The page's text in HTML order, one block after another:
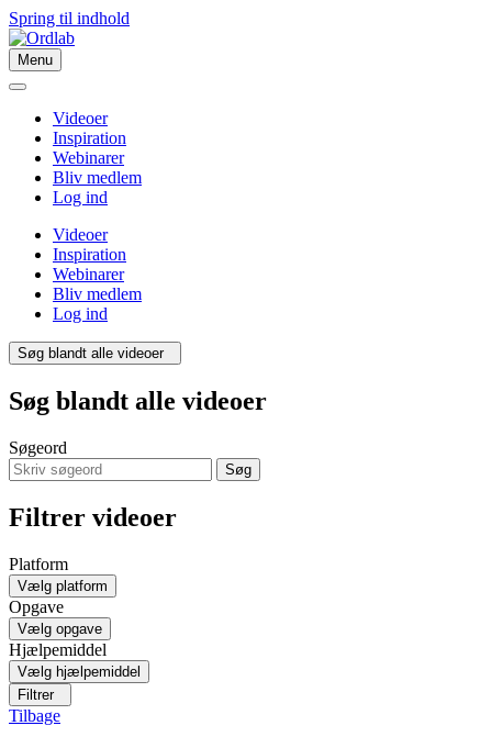
Spring til indhold
Menu
Videoer
Inspiration
Webinarer
Bliv medlem
Log ind
Videoer
Inspiration
Webinarer
Bliv medlem
Log ind
Søg blandt alle videoer
Søg blandt alle videoer
Søgeord
Søg
Filtrer videoer
Platform
Vælg platform
Opgave
Vælg opgave
Hjælpemiddel
Vælg hjælpemiddel
Tilbage